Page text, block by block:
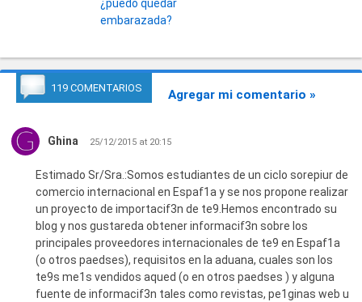
¿puedo quedar
embarazada?
119 COMENTARIOS Agregar mi comentario »
Ghina 25/12/2015 at 20:15
Estimado Sr/Sra.:Somos estudiantes de un ciclo sorepiur de
comercio internacional en Espaf1a y se nos propone realizar
un proyecto de importacif3n de te9.Hemos encontrado su
blog y nos gustareda obtener informacif3n sobre los
principales proveedores internacionales de te9 en Espaf1a
(o otros paedses), requisitos en la aduana, cuales son los
te9s me1s vendidos aqued (o en otros paedses ) y alguna
fuente de informacif3n tales como revistas, pe1ginas web u